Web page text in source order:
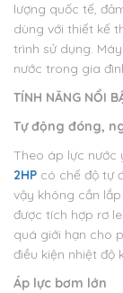
lượng quốc tế,
dùng với thiết kế
trình sử dụng.
nước trong gia
TÍNH NĂNG NỔI
Tự động đóng,
Theo áp lực nước
2HP có chế độ tự
vậy không cần
được tích hợp rơ
quá giới hạn cho
điều kiện nhiệt độ
Áp lực bơm lớn